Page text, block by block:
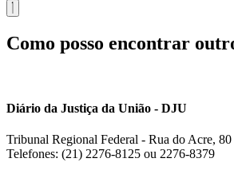
Como posso encontrar
Diário da Justiça da União - DJU
Tribunal Regional Federal - Rua do Acre,
Telefones: (21) 2276-8125 ou 2276-8379